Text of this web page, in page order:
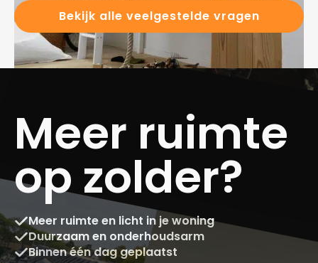
Bekijk alle veelgestelde vragen
Meer ruimte
op zolder?
Meer ruimte en licht in je woning
Duurzaam en onderhoudsarm
Binnen één dag geplaatst